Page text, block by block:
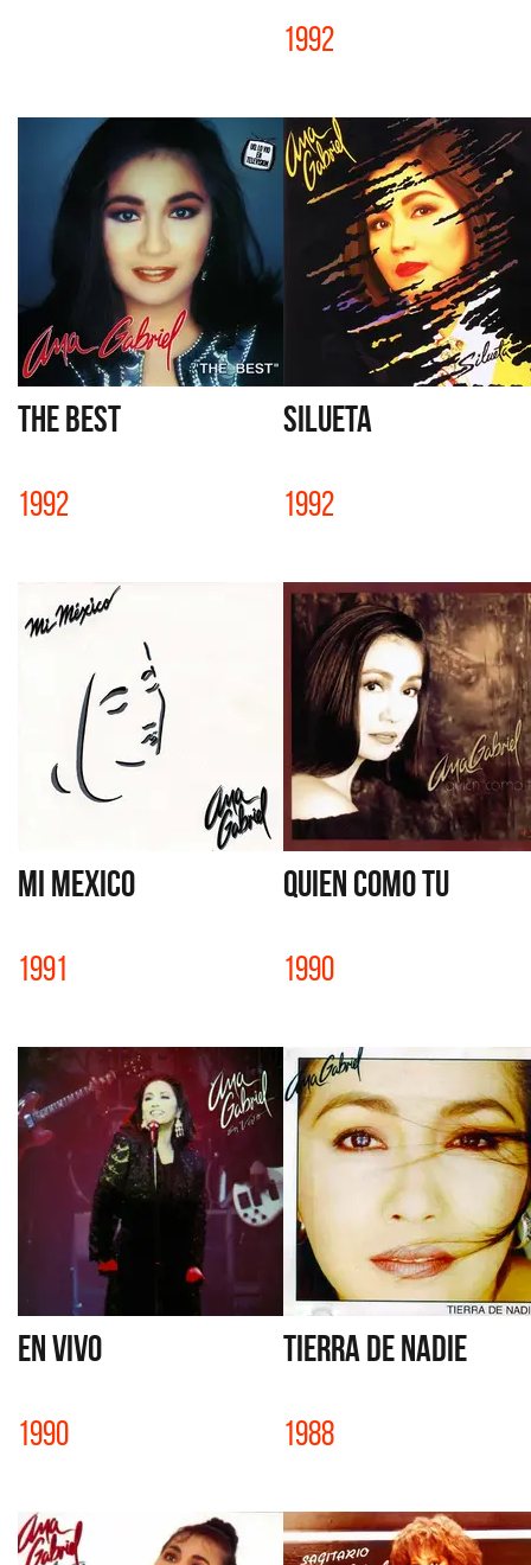
1992
THE BEST
1992
SILUETA
1992
MI MEXICO
1991
QUIEN COMO TU
1990
EN VIVO
1990
TIERRA DE NADIE
1988